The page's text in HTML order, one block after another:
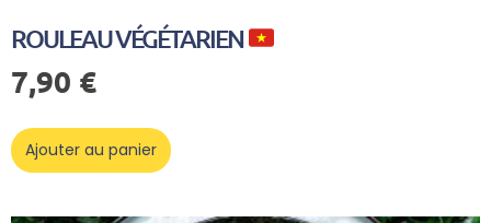
ROULEAU VÉGÉTARIEN
7,90 €
Ajouter au panier